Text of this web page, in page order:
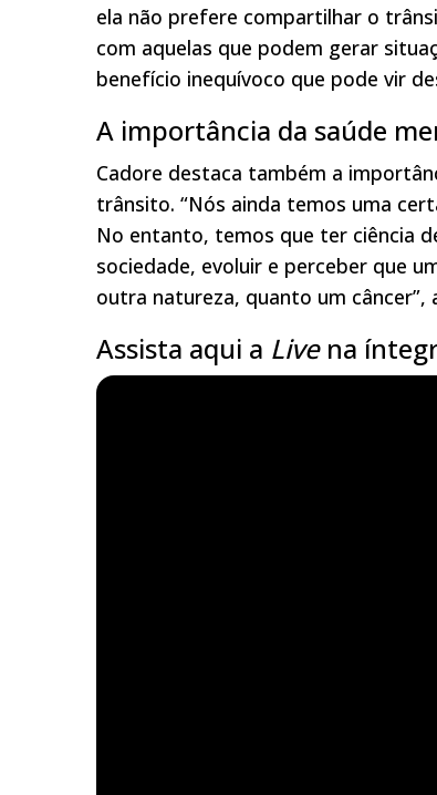
ela não prefere compartilhar o
com aquelas que podem gerar
benefício inequívoco que pode vir
A importância da saúde
Cadore destaca também a
trânsito. “Nós ainda temos uma
No entanto, temos que ter ciência
sociedade, evoluir e perceber que
outra natureza, quanto um câncer”,
Assista aqui a Livena